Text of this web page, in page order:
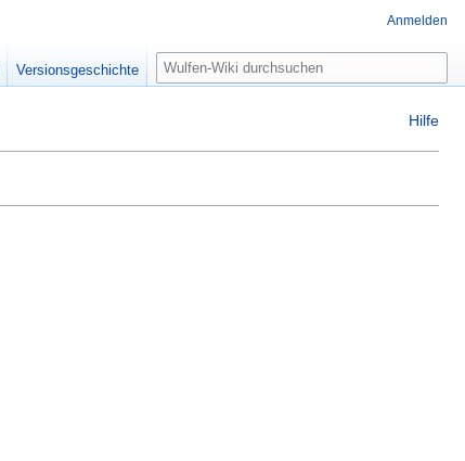
Hilfe
Anmelden
Versionsgeschichte
Suche